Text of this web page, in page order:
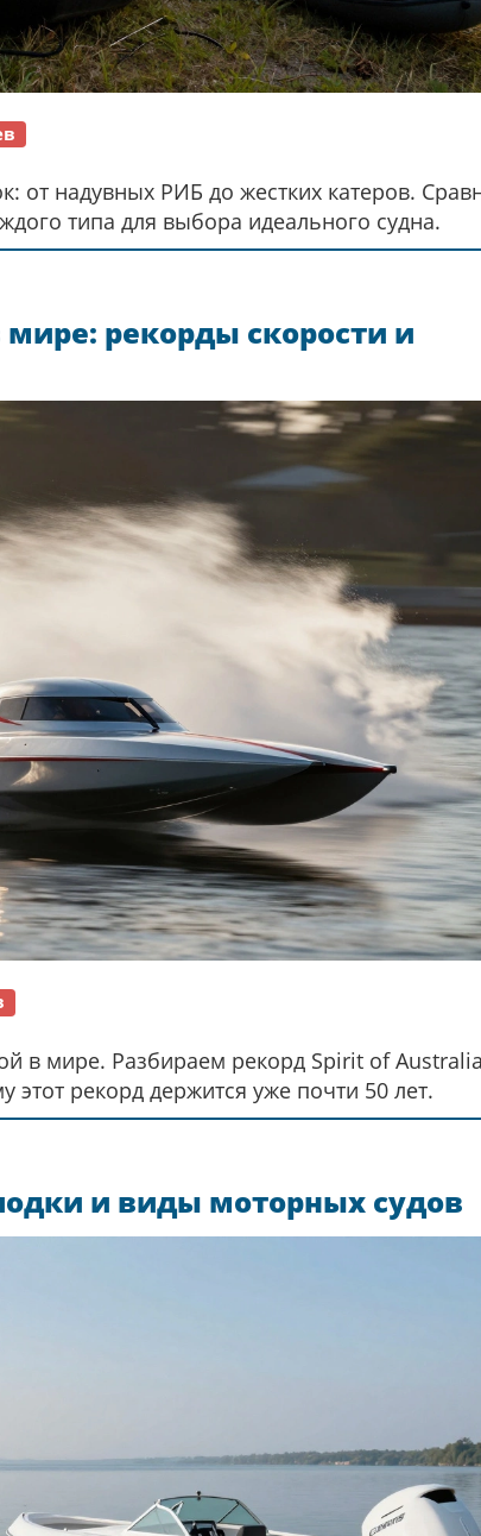
надувных РИБ до жестких катеров.
типа для выбора идеального судна.
рекорды скорости и
в мире. Разбираем рекорд Spirit of
рекорд держится уже почти 50 лет.
и виды моторных судов